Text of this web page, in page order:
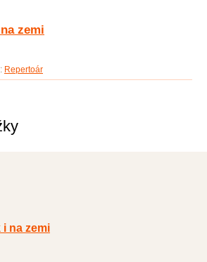
zemi
Repertoár
na zemi